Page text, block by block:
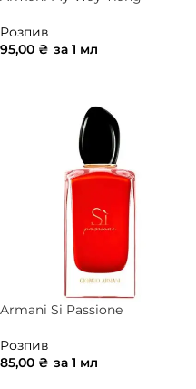
Розпив
95,00 ₴ за 1 мл
Armani Si Passione
Розпив
85,00 ₴ за 1 мл